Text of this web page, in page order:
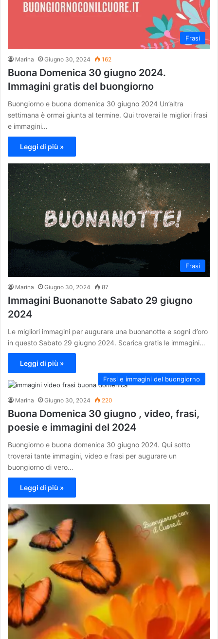
Frasi
Marina Giugno 30, 2024 162
Buona Domenica 30 giugno 2024.
Immagini gratis del buongiorno
Buongiorno e buona domenica 30 giugno 2024 Un’altra
settimana è ormai giunta al termine. Qui troverai le migliori frasi
e immagini…
Leggi di più »
Frasi
Marina Giugno 30, 2024 87
Immagini Buonanotte Sabato 29 giugno
2024
Le migliori immagini per augurare una buonanotte e sogni d’oro
in questo Sabato 29 giugno 2024. Scarica gratis le immagini…
Leggi di più »
Frasi e immagini del buongiorno
Marina Giugno 30, 2024 220
Buona Domenica 30 giugno , video, frasi,
poesie e immagini del 2024
Buongiorno e buona domenica 30 giugno 2024. Qui sotto
troverai tante immagini, video e frasi per augurare un
buongiorno di vero…
Leggi di più »